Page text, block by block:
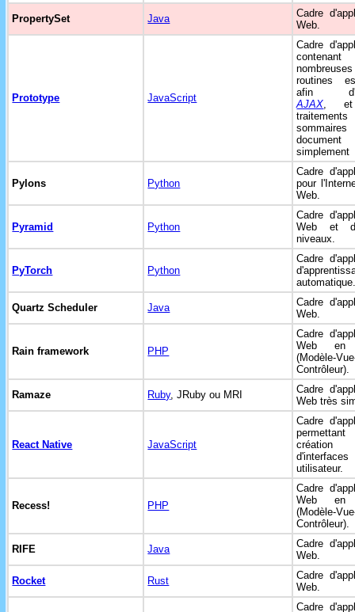
PropertySet Java
Cadre
Web.
Prototype JavaScript
Cadre
nombreuses
routines
afin
AJAX, et
traitements
document
simplement
Pylons Python
Cadre
pour
Web.
Pyramid Python
Cadre
Web et
niveaux.
PyTorch Python
Cadre
Quartz Scheduler Java
Cadre
Web.
Rain framework PHP
Cadre
Web
(Modèle-
Contrôleur).
Ramaze Ruby, JRuby ou MRI
Cadre
Web très
React Native JavaScript
Cadre
création
d'interfaces
utilisateur.
Recess! PHP
Cadre
Web
(Modèle-
Contrôleur).
RIFE Java
Cadre
Web.
Rocket Rust
Cadre
Web.
Cadre